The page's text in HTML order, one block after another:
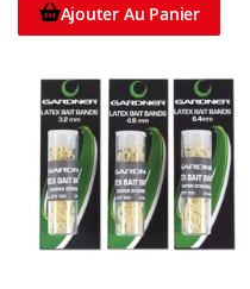
Ajouter Au Panier